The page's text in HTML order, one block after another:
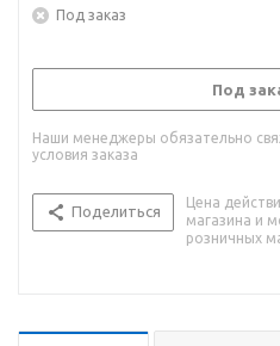
Под заказ
Под
Наши менеджеры обязательно
условия заказа
Поделиться
Цена
магазина и
розничных